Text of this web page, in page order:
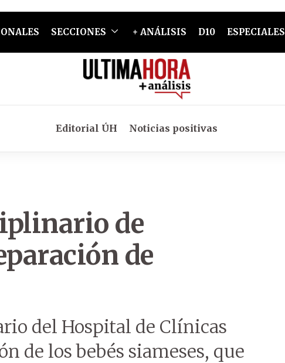
SECCIONES + ANÁLISIS D10 ESPECIALES
Editorial ÚH Noticias positivas
de
de
del Hospital de Clínicas
de los bebés siameses, que